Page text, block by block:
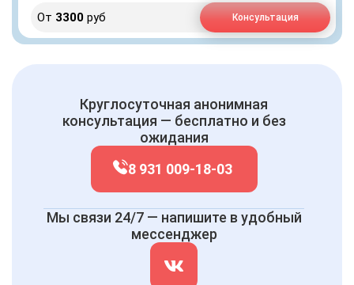
От 3300 руб Консультация
Круглосуточная анонимная
консультация — бесплатно и без
ожидания
8 931 009-18-03
Мы связи 24/7 — напишите в удобный
мессенджер